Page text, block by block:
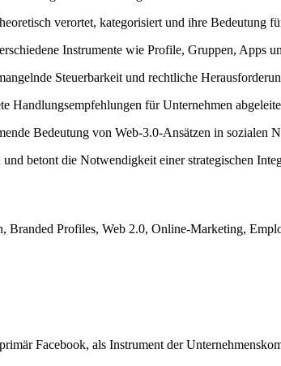
verortet, kategorisiert und ihre Bedeutung
Instrumente wie Profile, Gruppen, Apps
Steuerbarkeit und rechtliche
Handlungsempfehlungen für Unternehmen
Bedeutung von Web-3.0-Ansätzen in sozialen
betont die Notwendigkeit einer strategischen
Branded Profiles, Web 2.0, Online-Marketing,
Facebook, als Instrument der